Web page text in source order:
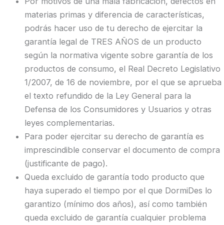
materias primas y diferencia de características,
podrás hacer uso de tu derecho de ejercitar la
garantía legal de TRES AÑOS de un producto
según la normativa vigente sobre garantía de los
productos de consumo, el Real Decreto Legislativo
1/2007, de 16 de noviembre, por el que se aprueba
el texto refundido de la Ley General para la
Defensa de los Consumidores y Usuarios y otras
leyes complementarias.
Para poder ejercitar su derecho de garantía es
imprescindible conservar el documento de compra
(justificante de pago).
Queda excluido de garantía todo producto que
haya superado el tiempo por el que DormiDes lo
garantizo (mínimo dos años), así como también
queda excluido de garantía cualquier problema